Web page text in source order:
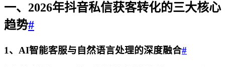
一、2026年抖音私信获客转化的三大核心
趋势#
1、AI智能客服与自然语言处理的深度融合#